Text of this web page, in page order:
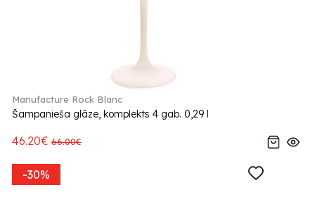
Manufacture Rock Blanc
Šampanieša glāze, komplekts 4 gab. 0,29 l
46.20€ 66.00€
-30%